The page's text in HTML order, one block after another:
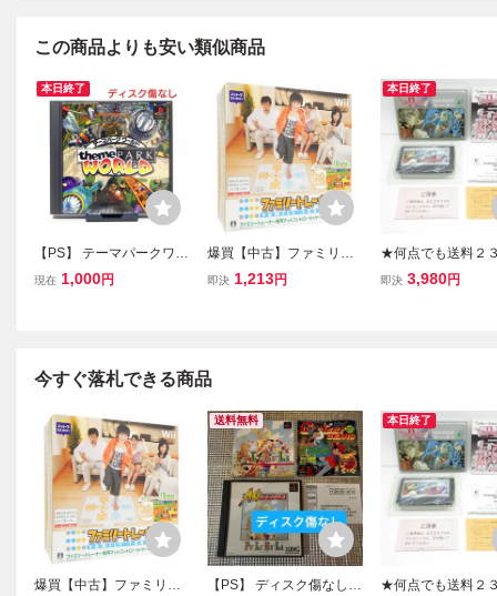
この商品よりも安い類似商品
本日終了
【PS】 テーマパークワー
ルド ディスク傷なし・説
現在 1,000円
爆買【中古】ファミリー
トレーナー Wii 説明書な
即決 1,213円
本日終了
★何点でも送料２
★ ドラゴンクエス
即決 3,980円
今すぐ落札できる商品
爆買【中古】ファミリー
送料無料
【PS】 ディスク傷なし
本日終了
★何点でも送料２